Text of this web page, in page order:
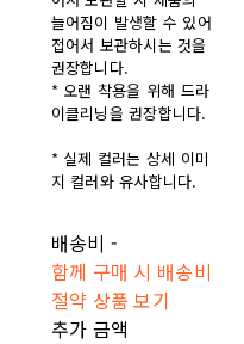
늘어짐이 발생할 수 있어
접어서 보관하시는 것을
권장합니다.
* 오랜 착용을 위해 드라
이클리닝을 권장합니다.
* 실제 컬러는 상세 이미
지 컬러와 유사합니다.
배송비 -
함께 구매 시 배송비
절약 상품 보기
추가 금액